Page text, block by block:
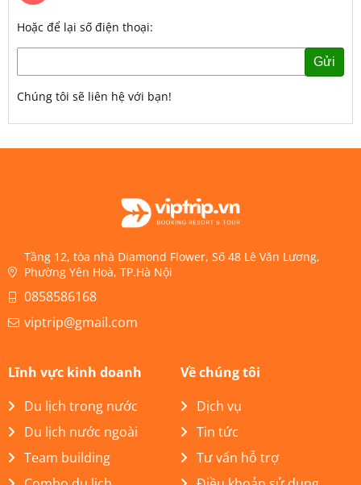
Hoặc để lại số điện thoại:
Gửi
Chúng tôi sẽ liên hệ với bạn!
Tầng 12, tòa nhà Diamond Flower, Số 48 Lê Văn Lương,
Phường Yên Hoà, TP.Hà Nội
0858586168
viptrip@gmail.com
Lĩnh vực kinh doanh
Du lịch trong nước
Du lịch nước ngoài
Team building
Về chúng tôi
Dịch vụ
Tin tức
Tư vấn hỗ trợ